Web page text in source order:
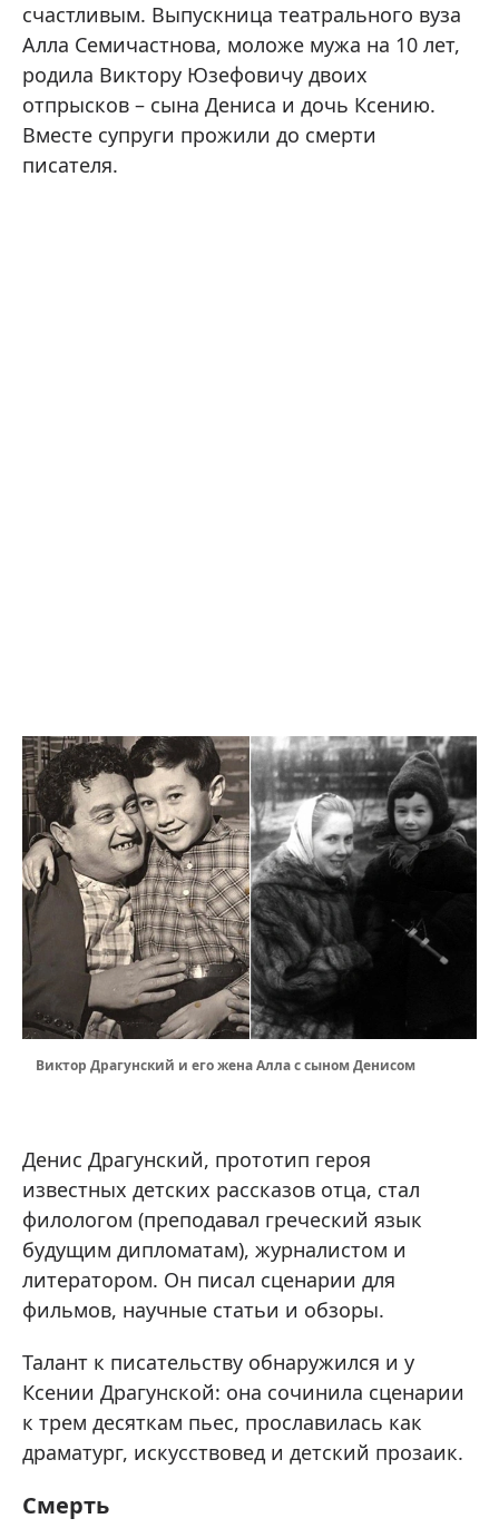
счастливым. Выпускница театрального вуза
Алла Семичастнова, моложе мужа на 10 лет,
родила Виктору Юзефовичу двоих
отпрысков – сына Дениса и дочь Ксению.
Вместе супруги прожили до смерти
писателя.
Виктор Драгунский и его жена Алла с сыном Денисом
Денис Драгунский, прототип героя
известных детских рассказов отца, стал
филологом (преподавал греческий язык
будущим дипломатам), журналистом и
литератором. Он писал сценарии для
фильмов, научные статьи и обзоры.
Талант к писательству обнаружился и у
Ксении Драгунской: она сочинила сценарии
к трем десяткам пьес, прославилась как
драматург, искусствовед и детский прозаик.
Смерть